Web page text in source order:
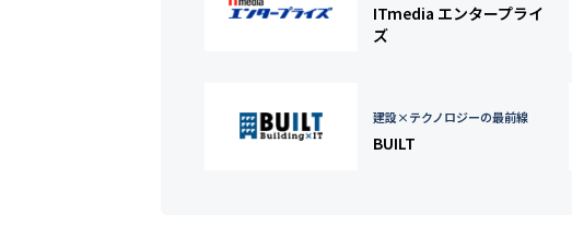
ITmedia エンタープライ
ズ
建設×テクノロジーの最前線
BUILT